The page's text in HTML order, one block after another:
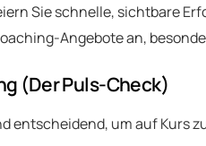
Sie schnelle, sichtbare
Angebote an,
(Der Puls-Check)
entscheidend, um auf Kurs